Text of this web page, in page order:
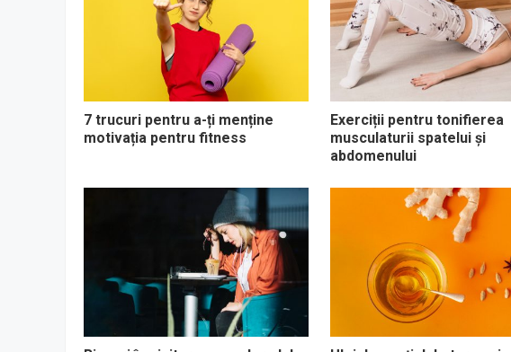
7 trucuri pentru a-ți menține
motivația pentru fitness
Exerciții pentru tonifierea
musculaturii spatelui și
abdomenului